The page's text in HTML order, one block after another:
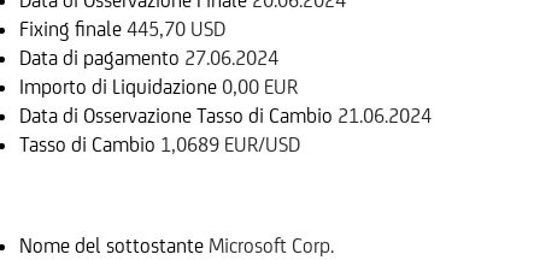
Fixing finale 445,70 USD
Data di pagamento 27.06.2024
Importo di Liquidazione 0,00 EUR
Data di Osservazione Tasso di Cambio 21.06.2024
Tasso di Cambio 1,0689 EUR/USD
Nome del sottostante Microsoft Corp.